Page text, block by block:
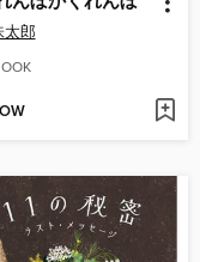
太郎